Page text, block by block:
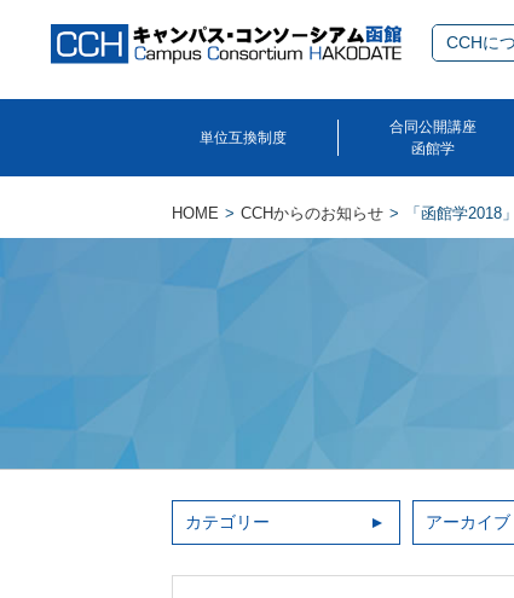
CCHに
単位互換制度
合同公開講座
函館学
HOME CCHからのお知らせ 「函館学2018
カテゴリー アーカイブ